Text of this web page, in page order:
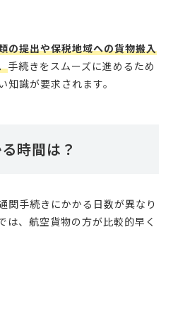
の提出や保税地域への貨物搬入
手続きをスムーズに進めるため
知識が要求されます。
時間は？
関手続きにかかる日数が異なり
は、航空貨物の方が比較的早く